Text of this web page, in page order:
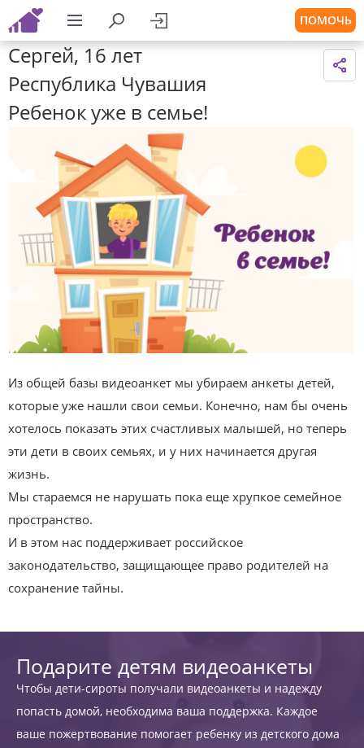
ПОМОЧЬ
Сергей, 16 лет
Республика Чувашия
Ребенок уже в семье!
Из общей базы видеоанкет мы убираем анкеты детей,
которые уже нашли свои семьи. Конечно, нам бы очень
хотелось показать этих счастливых малышей, но теперь
эти дети в своих семьях, и у них начинается другая
жизнь.
Мы стараемся не нарушать пока еще хрупкое семейное
пространство.
И в этом нас поддерживает российское
законодательство, защищающее право родителей на
сохранение тайны.
Подарите детям видеоанкеты
Чтобы дети-сироты получали видеоанкеты и надежду
попасть домой, необходима ваша поддержка. Каждое
ваше пожертвование помогает ребенку из детского дома